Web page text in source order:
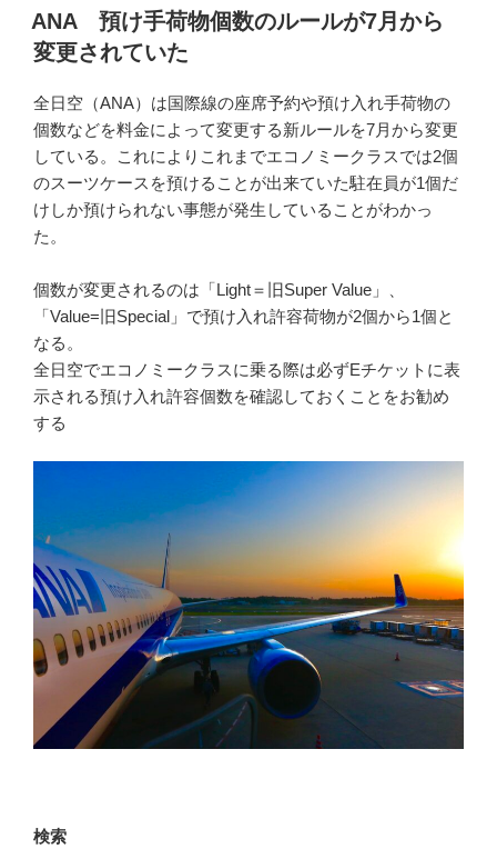
稿
日:
ANA 預け手荷物個数のルールが7月から
変更されていた
全日空（ANA）は国際線の座席予約や預け入れ手荷物の
個数などを料金によって変更する新ルールを7月から変更
している。これによりこれまでエコノミークラスでは2個
のスーツケースを預けることが出来ていた駐在員が1個だ
けしか預けられない事態が発生していることがわかっ
た。
個数が変更されるのは「Light＝旧Super Value」、
「Value=旧Special」で預け入れ許容荷物が2個から1個と
なる。
全日空でエコノミークラスに乗る際は必ずEチケットに表
示される預け入れ許容個数を確認しておくことをお勧め
する
検索